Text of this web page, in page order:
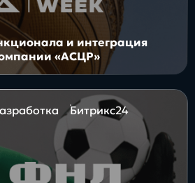
и интеграция
«АСЦР»
Разработка Битрикс24